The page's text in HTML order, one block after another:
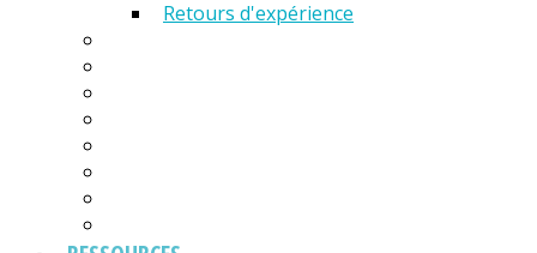
Retours d'expérience